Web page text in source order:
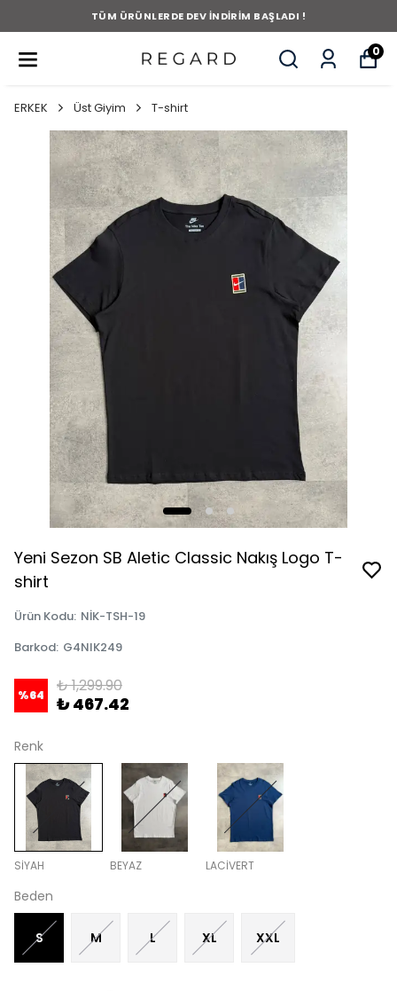
TÜM ÜRÜNLERDE DEV İNDİRİM BAŞLADI !
0
ERKEK Üst Giyim T-shirt
Yeni Sezon SB Aletic Classic Nakış Logo T-
shirt
Ürün Kodu: NİK-TSH-19
Barkod: G4NIK249
%64 ₺ 1,299.90
₺ 467.42
Renk
SİYAH BEYAZ LACİVERT
Beden
S M L XL XXL